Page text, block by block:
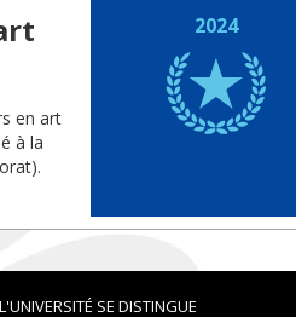
en art
à la
2024
L'UNIVERSITÉ SE DISTINGUE